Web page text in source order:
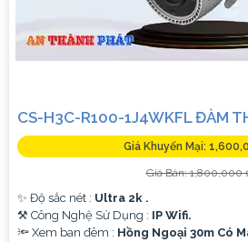
CS-H3C-R100-1J4WKFL ĐÀM
Giá Khuyến Mại:
Giá Bán: 1,800,000
✨ Độ sắc nét : Ultra 2k .
⚒ Công Nghệ Sử Dụng : IP Wifi.
🔦 Xem ban đêm : Hồng Ngoại 30m Có